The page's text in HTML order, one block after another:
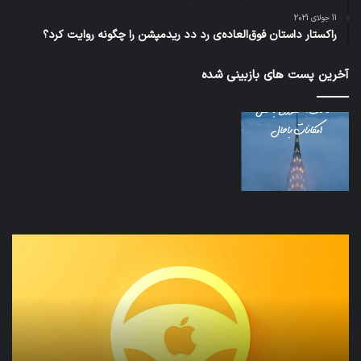
11 جولای 2021
راکستار داستان فوق‌العاده‌ی رد دد ریدمپشن را چگونه روایت کرد؟
آخرین پست های بازبینی شده